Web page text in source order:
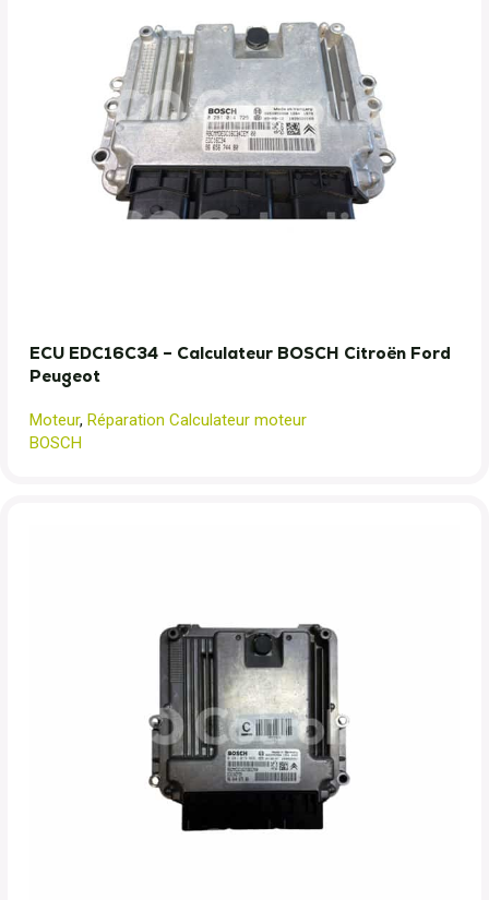
ECU EDC16C34 – Calculateur BOSCH Citroën Ford
Peugeot
Moteur, Réparation Calculateur moteur
BOSCH